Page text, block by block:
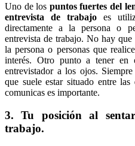
Uno de los puntos fuertes del
entrevista de trabajoes
directamente a la persona o
entrevista de trabajo. No hay
la persona o personas que
interés. Otro punto a tener en
entrevistador a los ojos.
que suele estar situado entre
comunicas es importante.
3. Tu posición al
trabajo.